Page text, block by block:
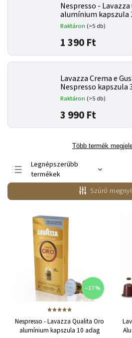
Nespresso -
alumínium kapszula
Raktáron (>5 db)
1 390 Ft
Lavazza Crema e
Nespresso kapszula
Raktáron (>5 db)
3 990 Ft
Több termék
Legnépszerűbb
termékek
Legolcsóbb elöl
Legdrágább
ABC szerint
Szűrő
–17 %
Nespresso - Lavazza Qualita Oro
alumínium kapszula 10 adag